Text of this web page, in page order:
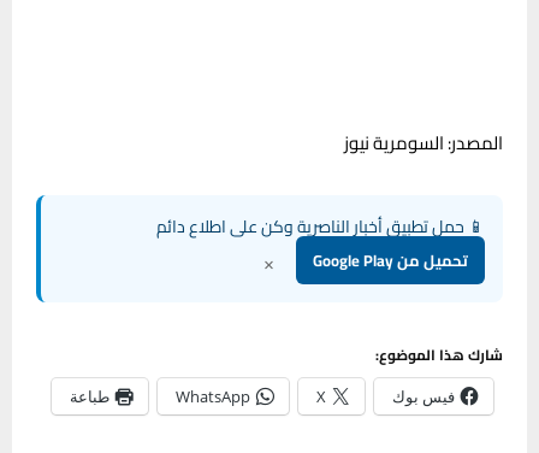
المصدر: السومرية نيوز
📱 حمل تطبيق أخبار الناصرية وكن على اطلاع دائم
تحميل من Google Play ×
شارك هذا الموضوع:
فيس بوك X
WhatsApp طباعة